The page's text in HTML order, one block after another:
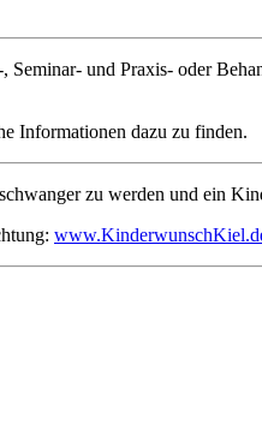
und Praxis- oder
Informationen dazu zu finden.
zu werden und ein